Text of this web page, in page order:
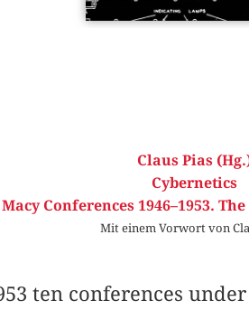
Claus Pias
Cybernetics
Conferences 1946–1953.
Mit einem Vorwort von
ten conferences